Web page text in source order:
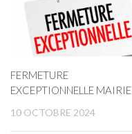
FERMETURE
EXCEPTIONNELLE MAIRIE
10 OCTOBRE 2024